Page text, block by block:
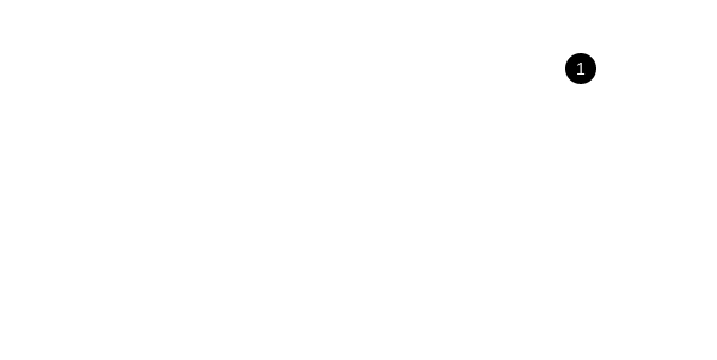
회에서 기자회견을 갖고 "따뜻하고 희망찬 의회를 만들겠다"며 후반기 의장 당내 경선 출마
1